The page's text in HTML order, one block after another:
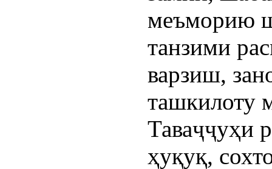
меъморию
танзими
варзиш,
ташкилоту
Таваҷҷуҳи
ҳуқуқ,